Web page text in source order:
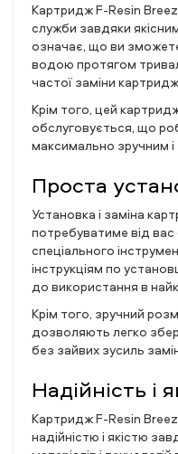
Картридж F-Resin
служби завдяки
означає, що ви
водою протягом
частої заміни
Крім того, цей
обслуговується, що
максимально зручним
Проста
Установка і заміна
потребуватиме від
спеціального
інструкціям по
до використання в
Крім того, зручний
дозволяють легко
без зайвих зусиль
Надійність і
Картридж F-Resin
надійністю і якістю